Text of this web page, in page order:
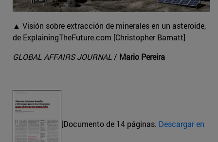
▲ Visión sobre extracción de minerales en un asteroide,
de ExplainingTheFuture.com [Christopher Barnatt]
GLOBAL AFFAIRS JOURNAL / Mario Pereira
[Documento de 14 páginas. Descargar en